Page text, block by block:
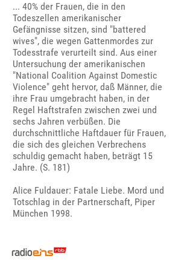
... 40% der Frauen, die in den
Todeszellen amerikanischer
Gefängnisse sitzen, sind "battered
wives", die wegen Gattenmordes zur
Todesstrafe verurteilt sind. Aus einer
Untersuchung der amerikanischen
"National Coalition Against Domestic
Violence" geht hervor, daß Männer, die
ihre Frau umgebracht haben, in der
Regel Haftstrafen zwischen zwei und
sechs Jahren verbüßen. Die
durchschnittliche Haftdauer für Frauen,
die sich des gleichen Verbrechens
schuldig gemacht haben, beträgt 15
Jahre. (S. 181)
Alice Fuldauer: Fatale Liebe. Mord und
Totschlag in der Partnerschaft, Piper
München 1998.